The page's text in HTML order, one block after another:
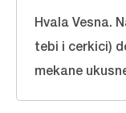
Hvala Vesna.
tebi i cerkici)
mekane